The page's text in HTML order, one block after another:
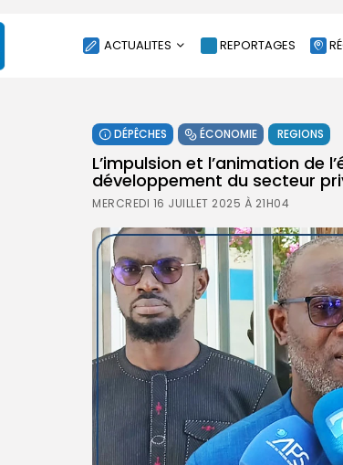
ACTUALITES
SOCIÉTÉ
ÉCONOMIE
CULTURE
ENVIRONNEMENT
INTERNATIONAL
AGENDA
SANTE
REPORTAGES
DÉPÊCHES ÉCONOMIE REGIONS
L’impulsion et l’animation de
développement du secteur
MERCREDI 16 JUILLET 2025 À 21H04